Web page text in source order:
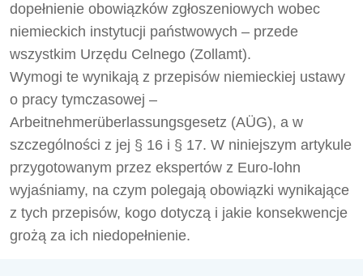
dopełnienie obowiązków zgłoszeniowych wobec
niemieckich instytucji państwowych – przede
wszystkim Urzędu Celnego (Zollamt).
Wymogi te wynikają z przepisów niemieckiej ustawy
o pracy tymczasowej –
Arbeitnehmerüberlassungsgesetz (AÜG), a w
szczególności z jej § 16 i § 17. W niniejszym artykule
przygotowanym przez ekspertów z Euro-lohn
wyjaśniamy, na czym polegają obowiązki wynikające
z tych przepisów, kogo dotyczą i jakie konsekwencje
grożą za ich niedopełnienie.